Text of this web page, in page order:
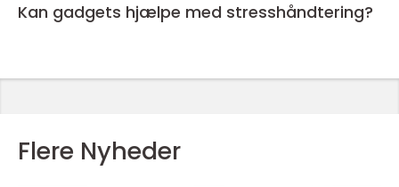
Kan gadgets hjælpe med stresshåndtering?
Flere Nyheder